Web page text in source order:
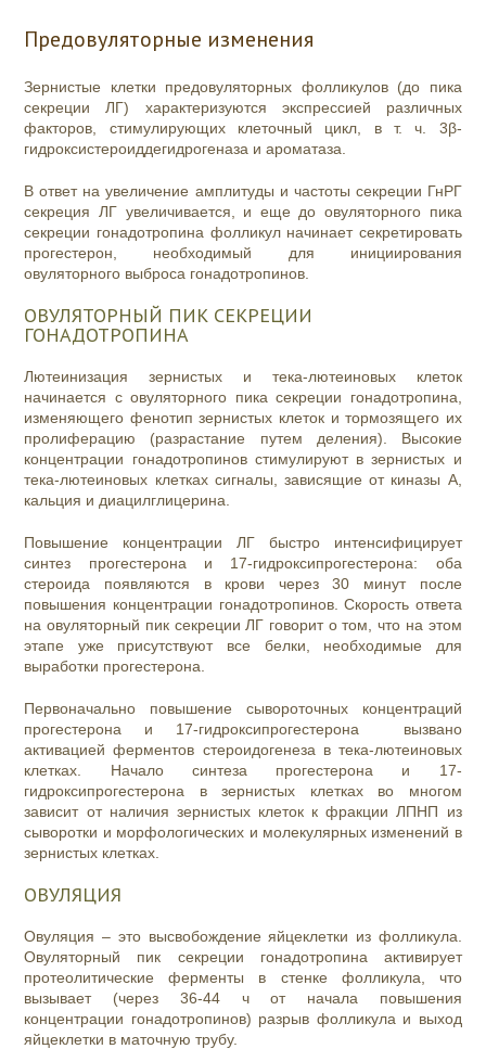
Предовуляторные изменения
Зернистые клетки предовуляторных фолликулов (до пика
секреции ЛГ) характеризуются экспрессией различных
факторов, стимулирующих клеточный цикл, в т. ч. 3β-
гидроксистероиддегидрогеназа и ароматаза.
В ответ на увеличение амплитуды и частоты секреции ГнРГ
секреция ЛГ увеличивается, и еще до овуляторного пика
секреции гонадотропина фолликул начинает секретировать
прогестерон, необходимый для инициирования
овуляторного выброса гонадотропинов.
ОВУЛЯТОРНЫЙ ПИК СЕКРЕЦИИ
ГОНАДОТРОПИНА
Лютеинизация зернистых и тека-лютеиновых клеток
начинается с овуляторного пика секреции гонадотропина,
изменяющего фенотип зернистых клеток и тормозящего их
пролиферацию (разрастание путем деления). Высокие
концентрации гонадотропинов стимулируют в зернистых и
тека-лютеиновых клетках сигналы, зависящие от киназы А,
кальция и диацилглицерина.
Повышение концентрации ЛГ быстро интенсифицирует
синтез прогестерона и 17-гидроксипрогестерона: оба
стероида появляются в крови через 30 минут после
повышения концентрации гонадотропинов. Скорость ответа
на овуляторный пик секреции ЛГ говорит о том, что на этом
этапе уже присутствуют все белки, необходимые для
выработки прогестерона.
Первоначально повышение сывороточных концентраций
прогестерона и 17-гидроксипрогестерона вызвано
активацией ферментов стероидогенеза в тека-лютеиновых
клетках. Начало синтеза прогестерона и 17-
гидроксипрогестерона в зернистых клетках во многом
зависит от наличия зернистых клеток к фракции ЛПНП из
сыворотки и морфологических и молекулярных изменений в
зернистых клетках.
ОВУЛЯЦИЯ
Овуляция – это высвобождение яйцеклетки из фолликула.
Овуляторный пик секреции гонадотропина активирует
протеолитические ферменты в стенке фолликула, что
вызывает (через 36-44 ч от начала повышения
концентрации гонадотропинов) разрыв фолликула и выход
яйцеклетки в маточную трубу.